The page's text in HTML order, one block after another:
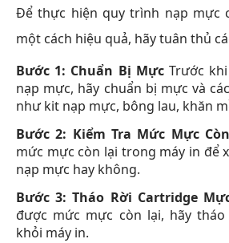
Để thực hiện quy trình nạp mực
một cách hiệu quả, hãy tuân thủ
Bước 1: Chuẩn Bị MựcTrước
nạp mực, hãy chuẩn bị mực và
như kit nạp mực, bông lau, khăn
Bước 2: Kiểm Tra Mức Mực
mức mực còn lại trong máy in để
nạp mực hay không.
Bước 3: Tháo Rời Cartridge
được mức mực còn lại, hãy
khỏi máy in.